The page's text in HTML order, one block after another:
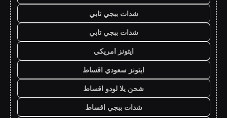
شدات ببجي تابي
شدات ببجي تابي
ايتونز امريكي
ايتونز سعودي اقساط
شحن يلا لودو اقساط
شدات ببجي اقساط